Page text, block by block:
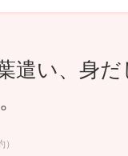
スダイヤモンド&バーススト
ーズサポート
遣い、身